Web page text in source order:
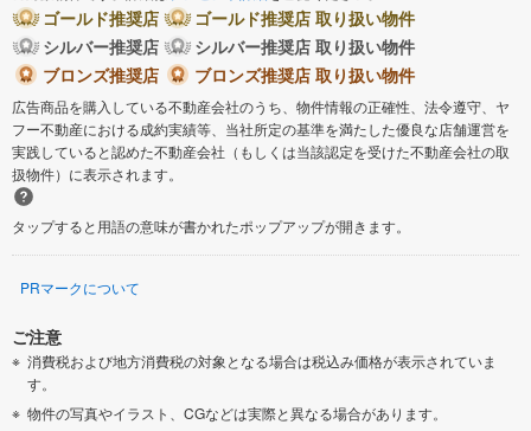
ゴールド推奨店
ゴールド推奨店 取り扱い物件
シルバー推奨店
シルバー推奨店 取り扱い物件
ブロンズ推奨店
ブロンズ推奨店 取り扱い物件
広告商品を購入している不動産会社のうち、物件情報の正確性、法令遵守、ヤ
フー不動産における成約実績等、当社所定の基準を満たした優良な店舗運営を
実践していると認めた不動産会社（もしくは当該認定を受けた不動産会社の取
扱物件）に表示されます。
タップすると用語の意味が書かれたポップアップが開きます。
PRマークについて
ご注意
消費税および地方消費税の対象となる場合は税込み価格が表示されていま
す。
物件の写真やイラスト、CGなどは実際と異なる場合があります。